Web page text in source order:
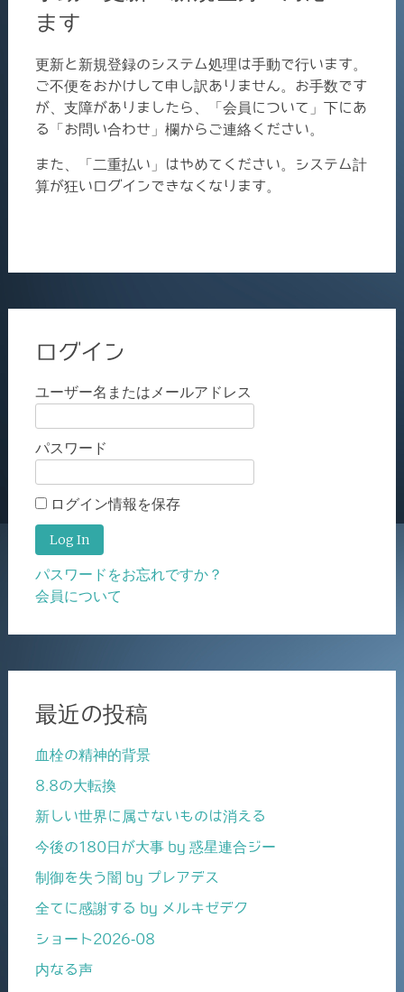
ます
更新と新規登録のシステム処理は手動で行います。
ご不便をおかけして申し訳ありません。お手数です
が、支障がありましたら、「会員について」下にあ
る「お問い合わせ」欄からご連絡ください。
また、「二重払い」はやめてください。システム計
算が狂いログインできなくなります。
ログイン
ユーザー名またはメールアドレス
パスワード
ログイン情報を保存
パスワードをお忘れですか？
会員について
最近の投稿
血栓の精神的背景
8.8の大転換
新しい世界に属さないものは消える
今後の180日が大事 by 惑星連合ジー
制御を失う闇 by プレアデス
全てに感謝する by メルキゼデク
ショート2026-08
内なる声